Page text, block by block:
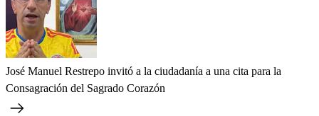
José Manuel Restrepo invitó a la ciudadanía a una cita para la
Consagración del Sagrado Corazón